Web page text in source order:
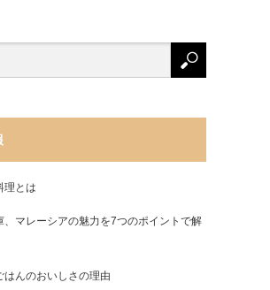
理とは
、マレーシアの魅力を7つのポイントで解
はんのおいしさの理由